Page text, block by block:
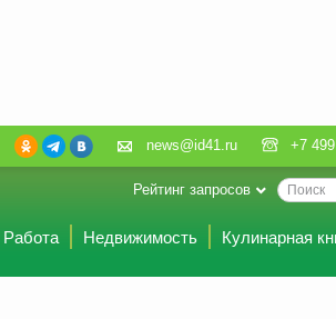
news@id41.ru +7
Рейтинг запросов
Работа Недвижимость Кулинарная